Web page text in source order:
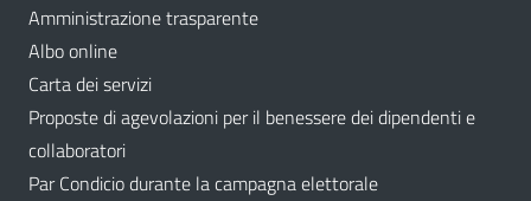
Amministrazione trasparente
Albo online
Carta dei servizi
Proposte di agevolazioni per il benessere dei dipendenti e
collaboratori
Par Condicio durante la campagna elettorale